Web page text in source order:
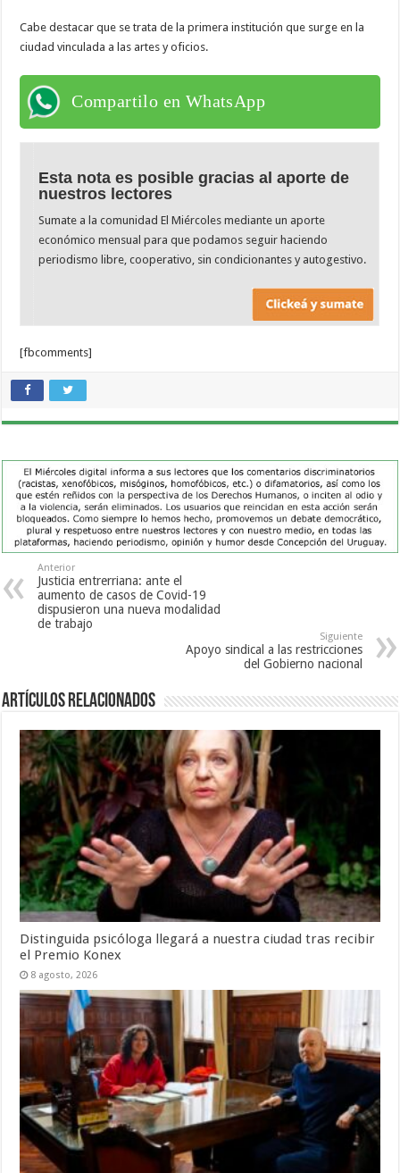
Cabe destacar que se trata de la primera institución que surge en la
ciudad vinculada a las artes y oficios.
Compartilo en WhatsApp
Esta nota es posible gracias al aporte de
nuestros lectores
Sumate a la comunidad El Miércoles mediante un aporte
económico mensual para que podamos seguir haciendo
periodismo libre, cooperativo, sin condicionantes y autogestivo.
[fbcomments]
Anterior
Justicia entrerriana: ante el
aumento de casos de Covid-19
dispusieron una nueva modalidad
de trabajo
Siguiente
Apoyo sindical a las restricciones
del Gobierno nacional
Artículos Relacionados
Distinguida psicóloga llegará a nuestra ciudad tras recibir
el Premio Konex
8 agosto, 2026